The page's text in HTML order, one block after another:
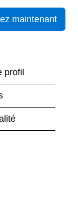
maintenant
profil